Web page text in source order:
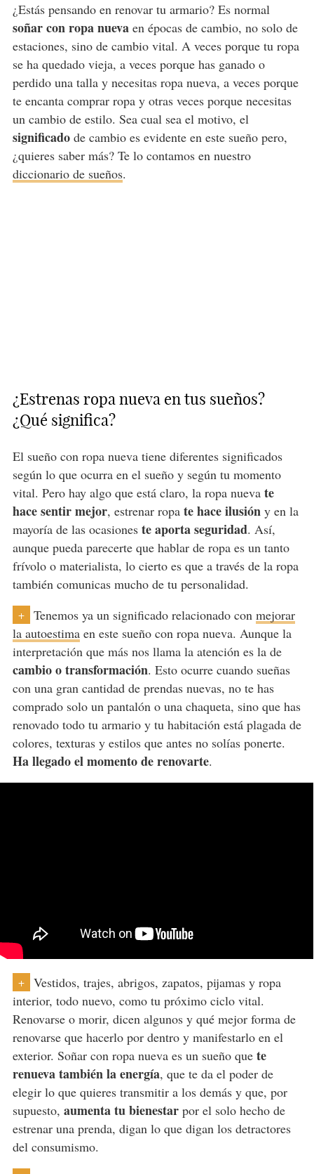
¿Estás pensando en renovar tu armario? Es normal
soñar con ropa nuevaen épocas de cambio, no solo de
estaciones, sino de cambio vital. A veces porque tu ropa
se ha quedado vieja, a veces porque has ganado o
perdido una talla y necesitas ropa nueva, a veces porque
te encanta comprar ropa y otras veces porque necesitas
un cambio de estilo. Sea cual sea el motivo, el
significadode cambio es evidente en este sueño pero,
¿quieres saber más? Te lo contamos en nuestro
diccionario de sueños.
¿Estrenas ropa nueva en tus sueños?
¿Qué significa?
El sueño con ropa nueva tiene diferentes significados
según lo que ocurra en el sueño y según tu momento
vital. Pero hay algo que está claro, la ropa nueva te
hace sentir mejor, estrenar ropa te hace ilusióny en la
mayoría de las ocasiones te aporta seguridad. Así,
aunque pueda parecerte que hablar de ropa es un tanto
frívolo o materialista, lo cierto es que a través de la ropa
también comunicas mucho de tu personalidad.
+ Tenemos ya un significado relacionado con mejorar
la autoestimaen este sueño con ropa nueva. Aunque la
interpretación que más nos llama la atención es la de
cambio o transformación. Esto ocurre cuando sueñas
con una gran cantidad de prendas nuevas, no te has
comprado solo un pantalón o una chaqueta, sino que has
renovado todo tu armario y tu habitación está plagada de
colores, texturas y estilos que antes no solías ponerte.
Ha llegado el momento de renovarte.
+
Vestidos, trajes, abrigos, zapatos, pijamas y ropa
interior, todo nuevo, como tu próximo ciclo vital.
Renovarse o morir, dicen algunos y qué mejor forma de
renovarse que hacerlo por dentro y manifestarlo en el
exterior. Soñar con ropa nueva es un sueño que te
renueva también la energía, que te da el poder de
elegir lo que quieres transmitir a los demás y que, por
supuesto, aumenta tu bienestarpor el solo hecho de
estrenar una prenda, digan lo que digan los detractores
del consumismo.